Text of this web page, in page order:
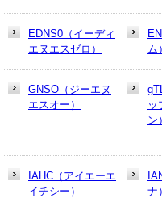
EDNS0（イーディ
エヌエスゼロ）
ム
GNSO（ジーエヌ
エスオー）
ッ
ン
IAHC（アイエーエ
イチシー）
ナ